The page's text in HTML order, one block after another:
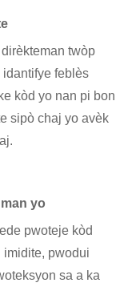
twòp
feblès
kòd yo nan pi bon
sipò chaj yo avèk
yo
pwoteje kòd
imidite, pwodui
sa a ka